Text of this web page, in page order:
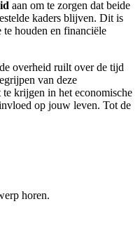
aan om te zorgen dat beide
kaders blijven. Dit is
te houden en financiële
overheid ruilt over de tijd
van deze
krijgen in het economische
op jouw leven. Tot de
horen.